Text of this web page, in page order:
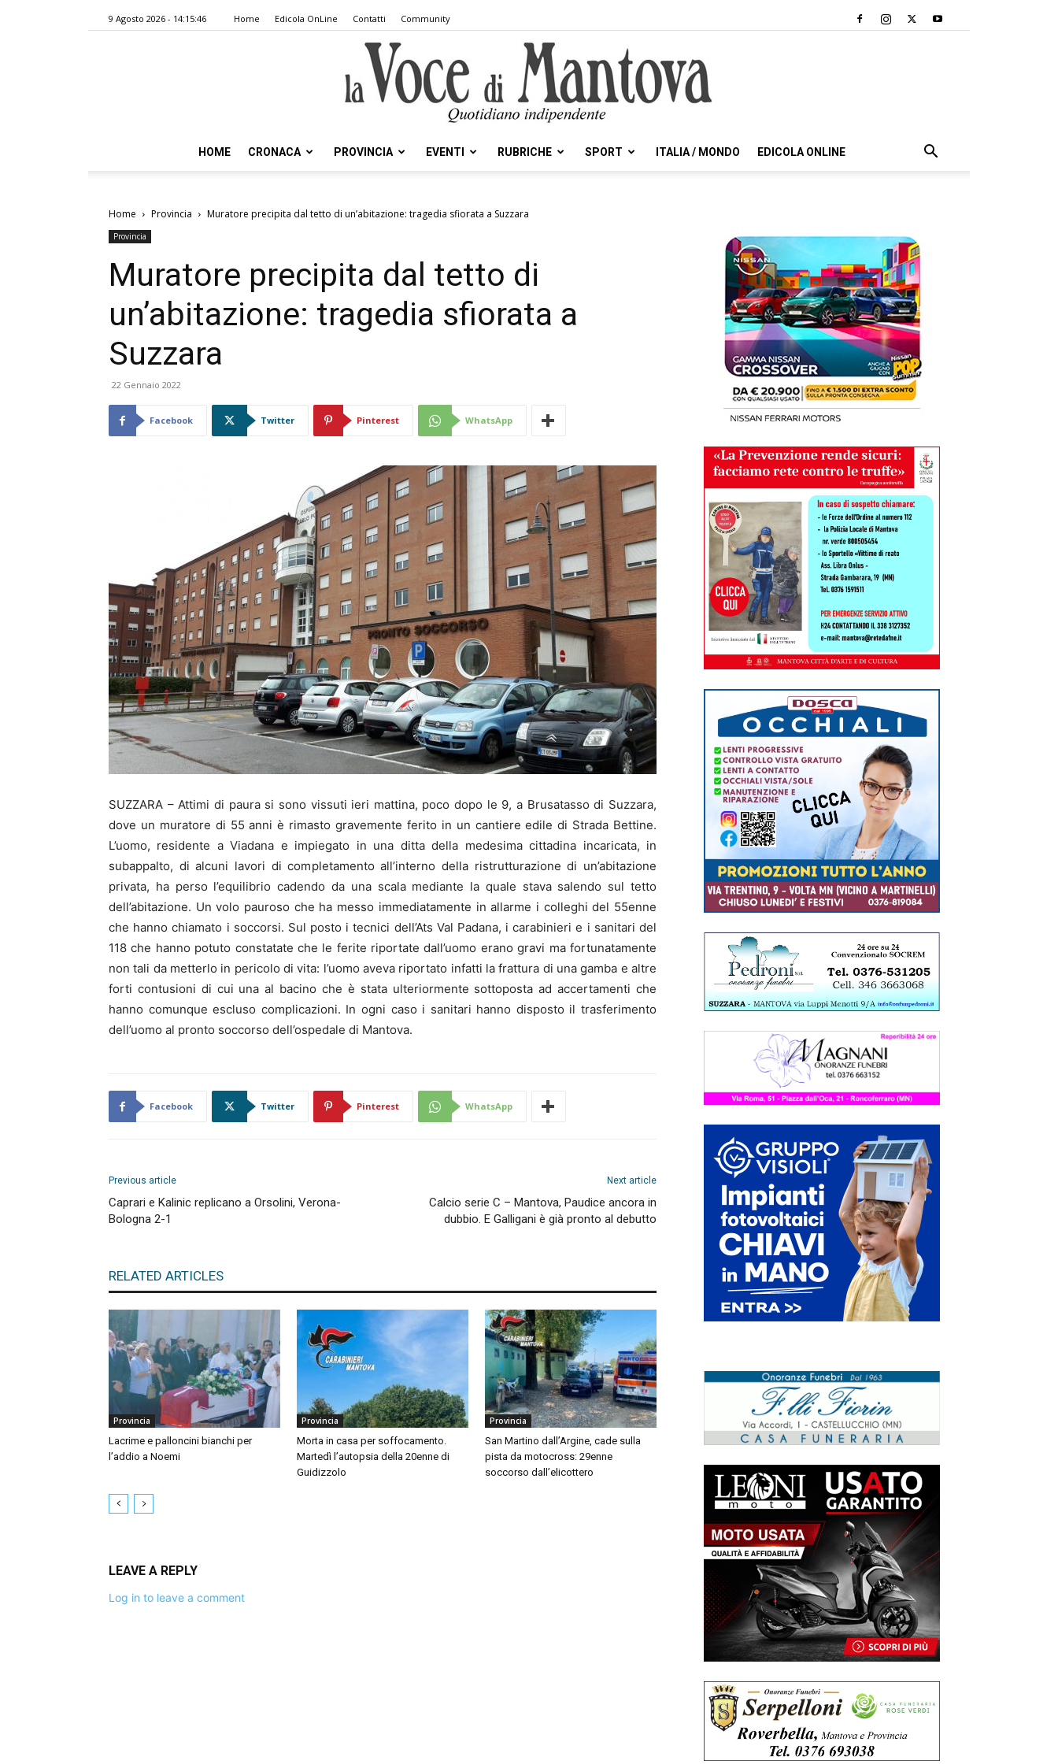
9 Agosto 2026 - 14:15:46 Home Edicola OnLine Contatti Community
Mantova
HOME CRONACA PROVINCIA EVENTI RUBRICHE SPORT ITALIA / MONDO EDICOLA ONLINE
Home Provincia Muratore precipita dal tetto di un’abitazione: tragedia sfiorata a Suzzara
Provincia
Muratore precipita dal tetto di
un’abitazione: tragedia sfiorata a
Suzzara
22 Gennaio 2022
Facebook Twitter Pinterest WhatsApp
SUZZARA – Attimi di paura si sono vissuti ieri mattina, poco dopo le 9, a Brusatasso di Suzzara,
dove un muratore di 55 anni è rimasto gravemente ferito in un cantiere edile di Strada Bettine.
L’uomo, residente a Viadana e impiegato in una ditta della medesima cittadina incaricata, in
subappalto, di alcuni lavori di completamento all’interno della ristrutturazione di un’abitazione
privata, ha perso l’equilibrio cadendo da una scala mediante la quale stava salendo sul tetto
dell’abitazione. Un volo pauroso che ha messo immediatamente in allarme i colleghi del 55enne
che hanno chiamato i soccorsi. Sul posto i tecnici dell’Ats Val Padana, i carabinieri e i sanitari del
118 che hanno potuto constatate che le ferite riportate dall’uomo erano gravi ma fortunatamente
non tali da metterlo in pericolo di vita: l’uomo aveva riportato infatti la frattura di una gamba e altre
forti contusioni di cui una al bacino che è stata ulteriormente sottoposta ad accertamenti che
hanno comunque escluso complicazioni. In ogni caso i sanitari hanno disposto il trasferimento
dell’uomo al pronto soccorso dell’ospedale di Mantova.
Facebook Twitter Pinterest WhatsApp
Previous article
Caprari e Kalinic replicano a Orsolini, Verona-
Bologna 2-1
Next article
Calcio serie C – Mantova, Paudice ancora in
dubbio. E Galligani è già pronto al debutto
RELATED ARTICLES
Provincia
Lacrime e palloncini bianchi per
l’addio a Noemi
Provincia
Morta in casa per soffocamento.
Martedì l’autopsia della 20enne di
Guidizzolo
Provincia
San Martino dall’Argine, cade sulla
pista da motocross: 29enne
soccorso dall’elicottero
LEAVE A REPLY
Log in to leave a comment